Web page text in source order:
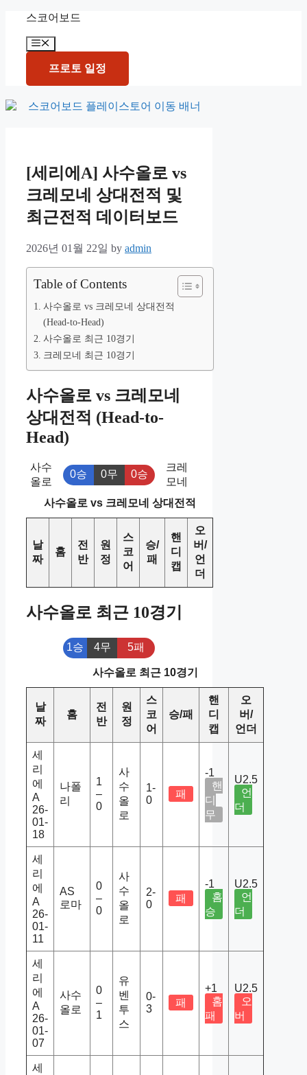
content
스코어보드
Menu
프로토 일정
[세리에A] 사수올로 vs
크레모네 상대전적 및
최근전적 데이터보드
2026년 01월 22일 by admin
Table of Contents
사수올로 vs 크레모네 상대전적
(Head-to-Head)
사수올로 최근 10경기
크레모네 최근 10경기
사수올로 vs 크레모네
상대전적 (Head-to-
Head)
사수
올로
0승 0무 0승
크레
모네
사수올로 vs 크레모네 상대전적
날
짜
홈
전
반
원
정
스
코
어
승/
패
핸
디
캡
오
버/
언
더
사수올로 최근 10경기
1승 4무 5패
사수올로 최근 10경기
날
짜
홈
전
반
원
정
스
코
어
승/패
핸
디
캡
오
버/
언더
세
리
에
A
26-
01-
18
나폴
리
1
–
0
사
수
올
로
1-
0
패
-1
핸
디
무
U2.5
언
더
세
리
에
A
26-
01-
11
AS
로마
0
–
0
사
수
올
로
2-
0
패
-1
홈
승
U2.5
언
더
세
리
에
A
26-
01-
07
사수
올로
0
–
1
유
벤
투
스
0-
3
패
+1
홈
패
U2.5
오
버
세